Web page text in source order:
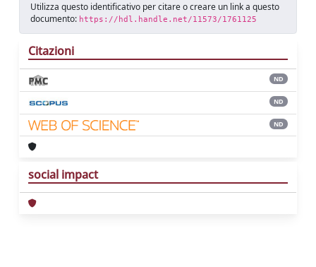
Utilizza questo identificativo per citare o creare un link a questo
documento: https://hdl.handle.net/11573/1761125
Citazioni
ND
ND
ND
social impact